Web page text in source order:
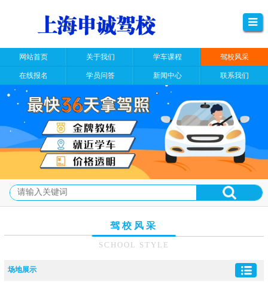
网站首页 关于我们 学车课程 驾校风采
在线报名 学员问答 新闻中心 联系我们
驾校风采
SCHOOL STYLE
场地展示